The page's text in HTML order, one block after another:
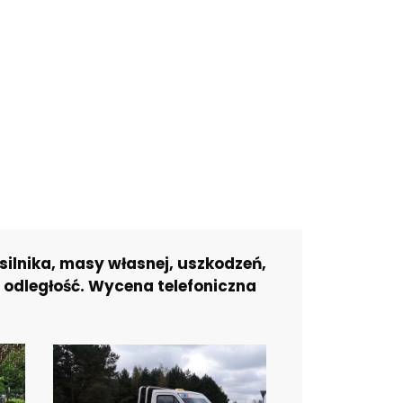
masy własnej, uszkodzeń,
Wycena telefoniczna